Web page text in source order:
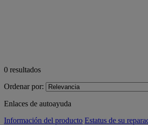
0 resultados
Ordenar por:
Enlaces de autoayuda
Información del producto Estatus de su